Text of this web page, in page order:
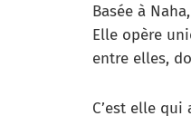
Basée à
Elle opère
entre elles,
C’est elle